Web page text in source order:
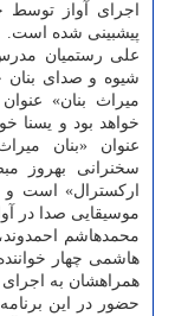
اجرای آواز توسط
پیشبینی شده است.
علی رستمیان
شیوه و صدای بنان
میراث بنان»
خواهد بود و یسنا
عنوان «بنان
سخنرانی بهروز
ارکسترال» است و
موسیقایی صدا در
محمدهاشم
هاشمی چهار
همراهشان به اجرای
حضور در این